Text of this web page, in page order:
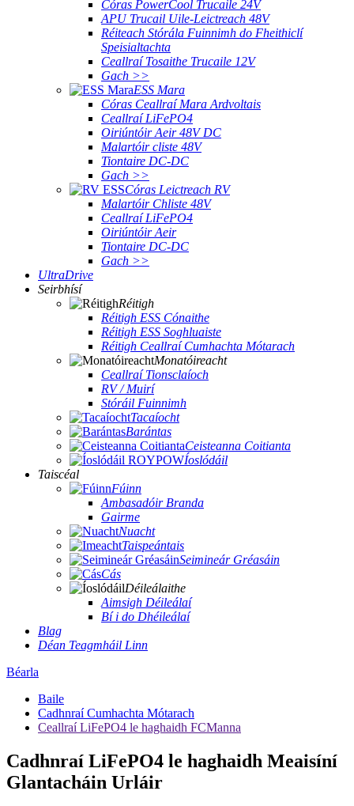
Córas PowerCool Trucaile 24V
APU Trucail Uile-Leictreach 48V
Réiteach Stórála Fuinnimh do Fheithiclí
Speisialtachta
Ceallraí Tosaithe Trucaile 12V
Gach >>
ESS Mara
Córas Ceallraí Mara Ardvoltais
Ceallraí LiFePO4
Oiriúntóir Aeir 48V DC
Malartóir cliste 48V
Tiontaire DC-DC
Gach >>
Córas Leictreach RV
Malartóir Chliste 48V
Ceallraí LiFePO4
Oiriúntóir Aeir
Tiontaire DC-DC
Gach >>
UltraDrive
Seirbhísí
Réitigh
Réitigh ESS Cónaithe
Réitigh ESS Soghluaiste
Réitigh Ceallraí Cumhachta Mótarach
Monatóireacht
Ceallraí Tionsclaíoch
RV / Muirí
Stóráil Fuinnimh
Tacaíocht
Barántas
Ceisteanna Coitianta
Íoslódáil
Taiscéal
Fúinn
Ambasadóir Branda
Gairme
Nuacht
Taispeántais
Seimineár Gréasáin
Cás
Déileálaithe
Aimsigh Déileálaí
Bí i do Dhéileálaí
Blag
Déan Teagmháil Linn
Béarla
Baile
Cadhnraí Cumhachta Mótarach
Ceallraí LiFePO4 le haghaidh FCManna
Cadhnraí LiFePO4 le haghaidh Meaisíní
Glantacháin Urláir